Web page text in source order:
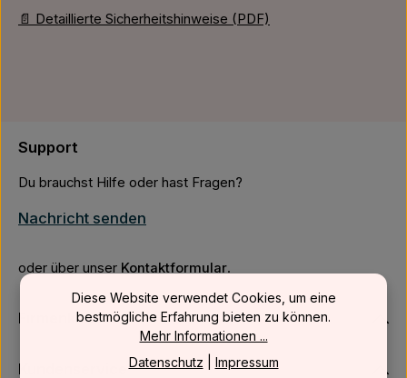
📄 Detaillierte Sicherheitshinweise (PDF)
Support
Du brauchst Hilfe oder hast Fragen?
Nachricht senden
oder über unser Kontaktformular.
Firmenkunden
Kundenservice
Diese Website verwendet Cookies, um eine
bestmögliche Erfahrung bieten zu können.
Mehr Informationen ...
Datenschutz
Impressum